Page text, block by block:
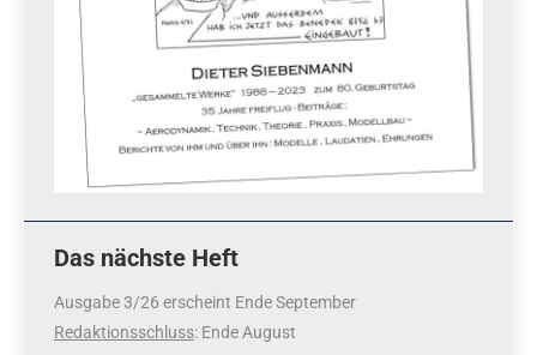
Das nächste Heft
Ausgabe 3/26 erscheint Ende September
Redaktionsschluss: Ende August